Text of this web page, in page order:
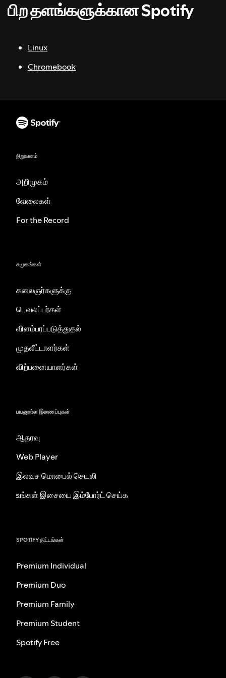
பிற தளங்களுக்கான Spotify
Linux
Chromebook
நிறுவனம்
அறிமுகம்
வேலைகள்
For the Record
சமூகங்கள்
கலைஞர்களுக்கு
டெவலப்பர்கள்
விளம்பரப்படுத்துதல்
முதலீட்டாளர்கள்
விற்பனையாளர்கள்
பயனுள்ள இணைப்புகள்
ஆதரவு
Web Player
இலவச மொபைல் செயலி
உங்கள் இசையை இம்போர்ட் செய்க
SPOTIFY திட்டங்கள்
Premium Individual
Premium Duo
Premium Family
Premium Student
Spotify Free